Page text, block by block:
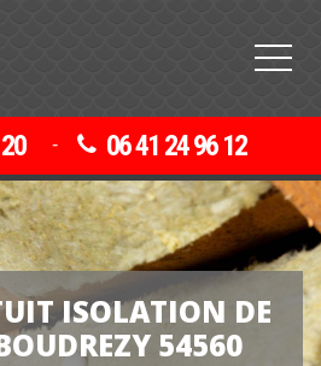
- 06 41 24 96 12
ISOLATION DE
54560